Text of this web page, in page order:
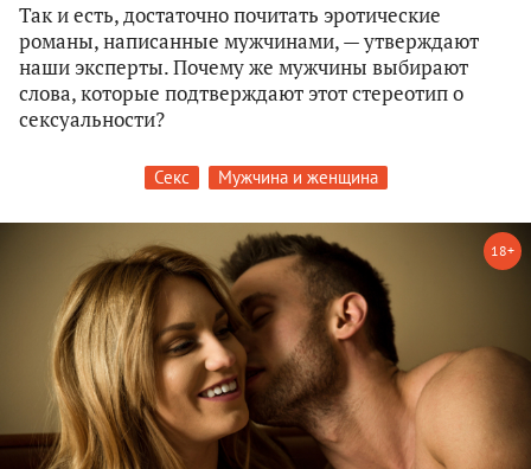
Так и есть, достаточно почитать эротические
романы, написанные мужчинами, — утверждают
наши эксперты. Почему же мужчины выбирают
слова, которые подтверждают этот стереотип о
сексуальности?
Секс Мужчина и женщина
18+